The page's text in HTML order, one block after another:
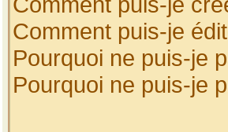
Comment puis-je
Pourquoi ne puis-je
Pourquoi ne puis-je